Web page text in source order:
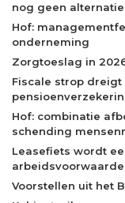
nog geen
Hof:
onderneming
Zorgtoeslag in
Fiscale strop dreigt
Hof: combinatie
schending
Leasefiets wordt
Voorstellen uit het